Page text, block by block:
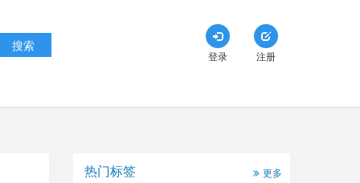
搜索
登录 注册
热门标签 更多